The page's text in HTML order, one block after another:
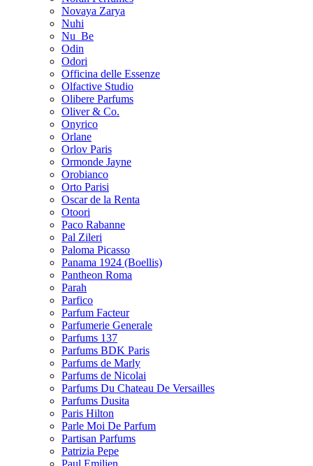
Novaya Zarya
Nuhi
Nu_Be
Odin
Odori
Officina delle Essenze
Olfactive Studio
Olibere Parfums
Oliver & Co.
Onyrico
Orlane
Orlov Paris
Ormonde Jayne
Orobianco
Orto Parisi
Oscar de la Renta
Otoori
Paco Rabanne
Pal Zileri
Paloma Picasso
Panama 1924 (Boellis)
Pantheon Roma
Parah
Parfico
Parfum Facteur
Parfumerie Generale
Parfums 137
Parfums BDK Paris
Parfums de Marly
Parfums de Nicolai
Parfums Du Chateau De Versailles
Parfums Dusita
Paris Hilton
Parle Moi De Parfum
Partisan Parfums
Patrizia Pepe
Paul Emilien